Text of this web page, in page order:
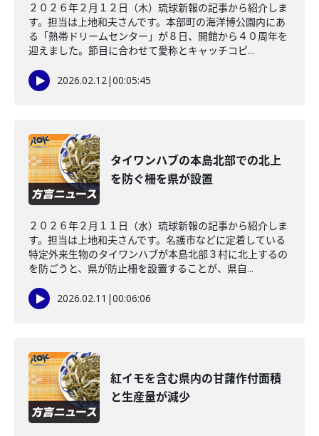
２０２６年２月１２日（木）琉球新報の記事から紹介しま
す。担当は上地和夫さんです。本部町の海洋博公園内にあ
る「熱帯ドリームセンター」が８日、開館から４０周年を
迎えました。節目に合わせて愛称とキャッチコピ...
2026.02.12|00:05:45
タイワンハブの本島北部での北上
を防ぐ柵を県が設置
２０２６年２月１１日（水）琉球新報の記事から紹介しま
す。担当は上地和夫さんです。名護市などに定着している
特定外来生物のタイワンハブが本島北部３村に北上するの
を防ごうと、県が防止柵を設置することが、県自...
2026.02.11 |00:06:06
紅イモを含む県内の甘藷作付面積
と生産量が減少